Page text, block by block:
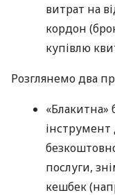
витрат на
кордон
купівлю
Розглянемо два
«Блакитна»
послуги,
кешбек